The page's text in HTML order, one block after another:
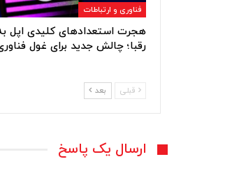
فناوری و ارتباطات
هجرت استعدادهای کلیدی اپل
رقبا؛ چالش جدید برای غول
قبلی بعد
ارسال یک پاسخ